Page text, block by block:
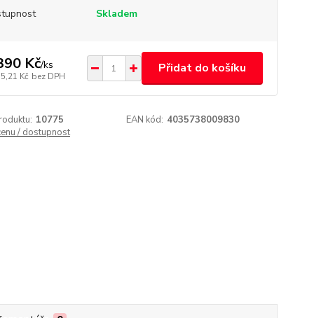
Skladem
Kč/ks
Kč bez DPH
Přidat do košíku
10775 EAN kód: 4035738009830
/ dostupnost